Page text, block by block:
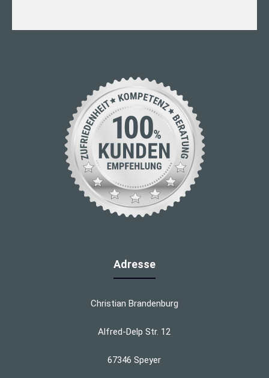
Adresse
Christian Brandenburg
Alfred-Delp Str. 12
67346 Speyer